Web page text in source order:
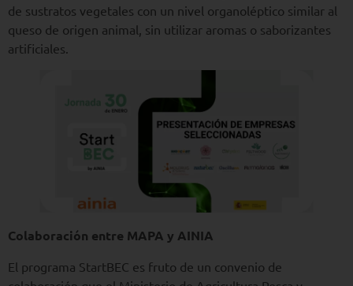
de sustratos vegetales con un nivel organoléptico similar al
queso de origen animal, sin utilizar aromas o saborizantes
artificiales.
Colaboración entre MAPA y AINIA
El programa StartBEC es fruto de un convenio de